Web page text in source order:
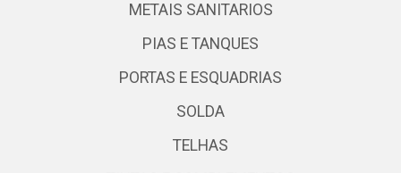
METAIS SANITARIOS
PIAS E TANQUES
PORTAS E ESQUADRIAS
SOLDA
TELHAS